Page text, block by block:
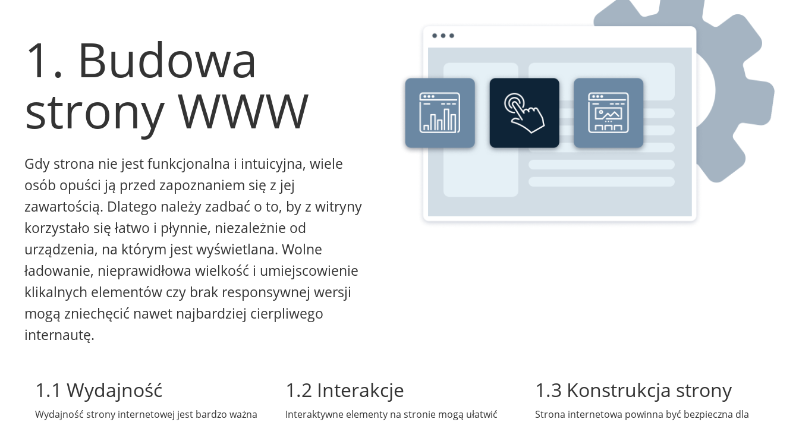
1. Budowa
strony WWW
Gdy strona nie jest funkcjonalna i intuicyjna, wiele
osób opuści ją przed zapoznaniem się z jej
zawartością. Dlatego należy zadbać o to, by z witryny
korzystało się łatwo i płynnie, niezależnie od
urządzenia, na którym jest wyświetlana. Wolne
ładowanie, nieprawidłowa wielkość i umiejscowienie
klikalnych elementów czy brak responsywnej wersji
mogą zniechęcić nawet najbardziej cierpliwego
internautę.
1.1 Wydajność
Wydajność strony internetowej jest bardzo ważna
1.2 Interakcje
Interaktywne elementy na stronie mogą ułatwić
1.3 Konstrukcja strony
Strona internetowa powinna być bezpieczna dla